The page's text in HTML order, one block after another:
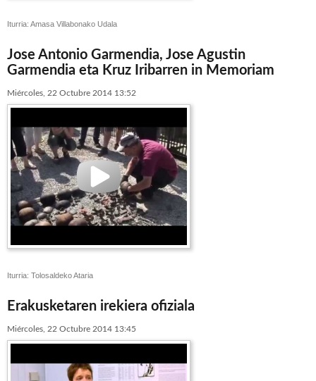
Iturria: Amasa Villabonako Udala
Jose Antonio Garmendia, Jose Agustin
Garmendia eta Kruz Iribarren in Memoriam
Miércoles, 22 Octubre 2014 13:52
Iturria: Tolosaldeko Ataria
Erakusketaren irekiera ofiziala
Miércoles, 22 Octubre 2014 13:45